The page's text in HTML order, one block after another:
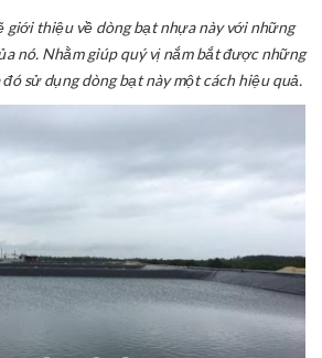
giới thiệu về dòng bạt nhựa này với những
nó. Nhằm giúp quý vị nắm bắt được những
sử dụng dòng bạt này một cách hiệu quả.